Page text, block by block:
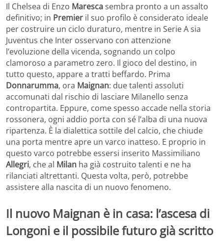
Il Chelsea di Enzo Marescasembra pronto a un assalto
definitivo; in Premier il suo profilo è considerato ideale
per costruire un ciclo duraturo, mentre in Serie A sia
Juventus che Inter osservano con attenzione
l’evoluzione della vicenda, sognando un colpo
clamoroso a parametro zero. Il gioco del destino, in
tutto questo, appare a tratti beffardo. Prima
Donnarumma, ora Maignan: due talenti assoluti
accomunati dal rischio di lasciare Milanello senza
contropartita. Eppure, come spesso accade nella storia
rossonera, ogni addio porta con sé l’alba di una nuova
ripartenza. È la dialettica sottile del calcio, che chiude
una porta mentre apre un varco inatteso. E proprio in
questo varco potrebbe essersi inserito Massimiliano
Allegri, che al Milan ha già costruito talenti e ne ha
rilanciati altrettanti. Questa volta, però, potrebbe
assistere alla nascita di un nuovo fenomeno.
Il nuovo Maignan è in casa: l’ascesa di
Longoni e il possibile futuro già scritto